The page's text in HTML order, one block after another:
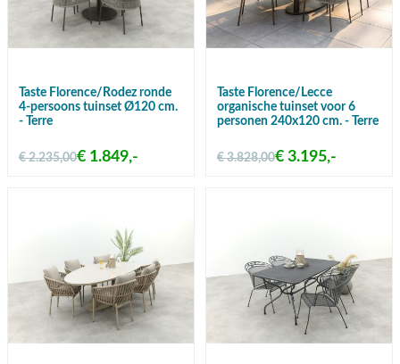
Taste Florence/Rodez ronde
4-persoons tuinset Ø120 cm.
- Terre
€ 2.235,00€ 1.849,-
Taste Florence/Lecce
organische tuinset voor 6
personen 240x120 cm. - Terre
€ 3.828,00€ 3.195,-